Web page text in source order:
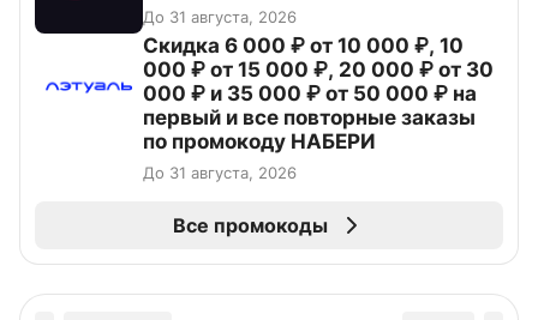
До 31 августа, 2026
Скидка 6 000 ₽ от 10 000 ₽, 10
000 ₽ от 15 000 ₽, 20 000 ₽ от 30
000 ₽ и 35 000 ₽ от 50 000 ₽ на
первый и все повторные заказы
по промокоду НАБЕРИ
До 31 августа, 2026
Все промокоды